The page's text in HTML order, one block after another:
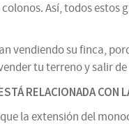
Así, todos
vendiendo su finca,
tu terreno y salir de
RELACIONADA CON
la extensión del